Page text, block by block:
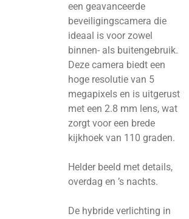
een geavanceerde
beveiligingscamera die
ideaal is voor zowel
binnen- als buitengebruik.
Deze camera biedt een
hoge resolutie van 5
megapixels en is uitgerust
met een 2.8 mm lens, wat
zorgt voor een brede
kijkhoek van 110 graden.
Helder beeld met details,
overdag en ’s nachts.
De hybride verlichting in